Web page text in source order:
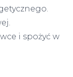
i spożyć w